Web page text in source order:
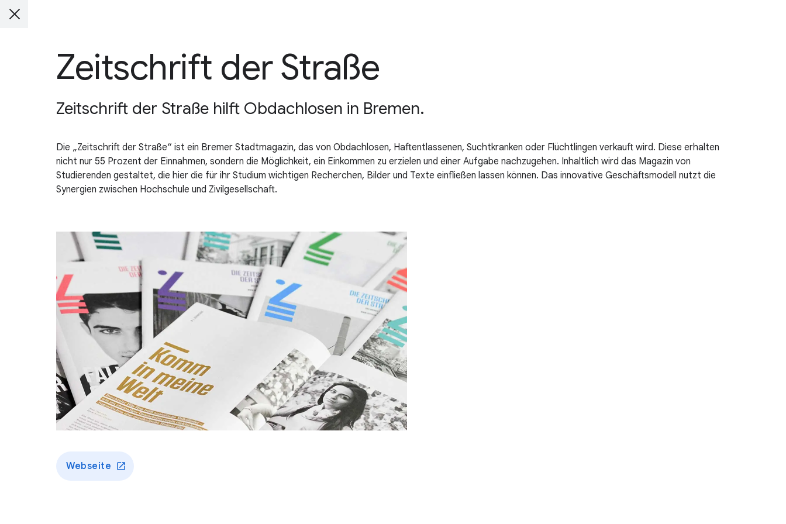
Zeitschrift der Straße
Zeitschrift der Straße hilft Obdachlosen in Bremen.
Die „Zeitschrift der Straße“ ist ein Bremer Stadtmagazin, das von Obdachlosen, Haftentlassenen, Suchtkranken oder Flüchtlingen verkauft wird. Diese erhalten
nicht nur 55 Prozent der Einnahmen, sondern die Möglichkeit, ein Einkommen zu erzielen und einer Aufgabe nachzugehen. Inhaltlich wird das Magazin von
Studierenden gestaltet, die hier die für ihr Studium wichtigen Recherchen, Bilder und Texte einfließen lassen können. Das innovative Geschäftsmodell nutzt die
Synergien zwischen Hochschule und Zivilgesellschaft.
Webseite